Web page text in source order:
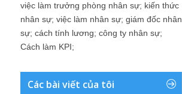
việc làm trưởng phòng nhân sự; kiến thức
nhân sự; việc làm nhân sự; giám đốc nhân
sự; cách tính lương; công ty nhân sự;
Cách làm KPI;
Các bài viết của tôi